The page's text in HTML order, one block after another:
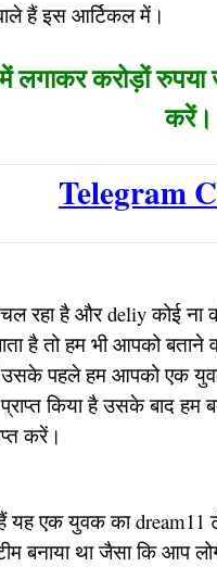
हैं इस आर्टिकल में।
लगाकर करोड़ों
करें।
Telegram
रहा है और deliy कोई ना
है तो हम भी आपको
पहले हम आपको एक
किया है उसके बाद
करें।
एक युवक का dream11
बनाया था जैसा कि